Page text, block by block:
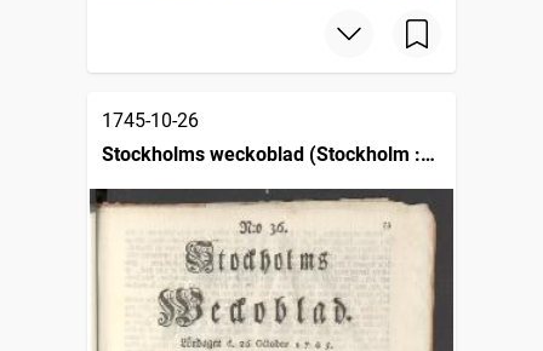
1745-10-26
Stockholms weckoblad (Stockholm :
1745)